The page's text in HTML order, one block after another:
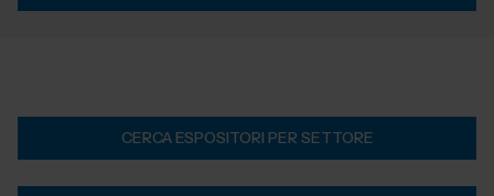
CERCA ESPOSITORI PER SETTORE